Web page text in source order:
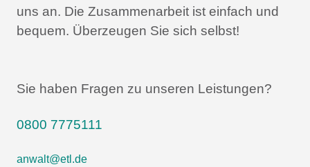
uns an. Die Zusammenarbeit ist einfach und
bequem. Überzeugen Sie sich selbst!
Sie haben Fragen zu unseren Leistungen?
0800 7775111
anwalt@etl.de